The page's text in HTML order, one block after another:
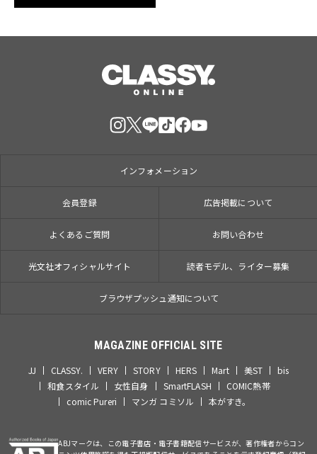
インフォメーション
会員登録 広告掲載について
よくあるご質問 お問い合わせ
光文社オフィシャルサイト 読者モデル、ライター募集
ブラウザプッシュ通知について
MAGAZINE OFFICIAL SITE
JJ CLASSY. VERY STORY HERS Mart 美ST
bis
和食スタイル
女性自身 SmartFLASH
COMIC熱帯
comic Pureri
マンガ コミソル 本がすき。
ABJマークは、この電子書店・電子書籍配信サービスが、著作権者からコン